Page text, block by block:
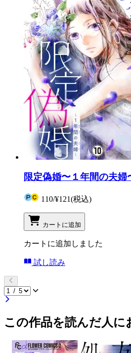
限定偽婚〜１年間の夫婦
110/¥121(税込)
カートに追加
カートに追加しました
試し読み
この作品を読んだ人に